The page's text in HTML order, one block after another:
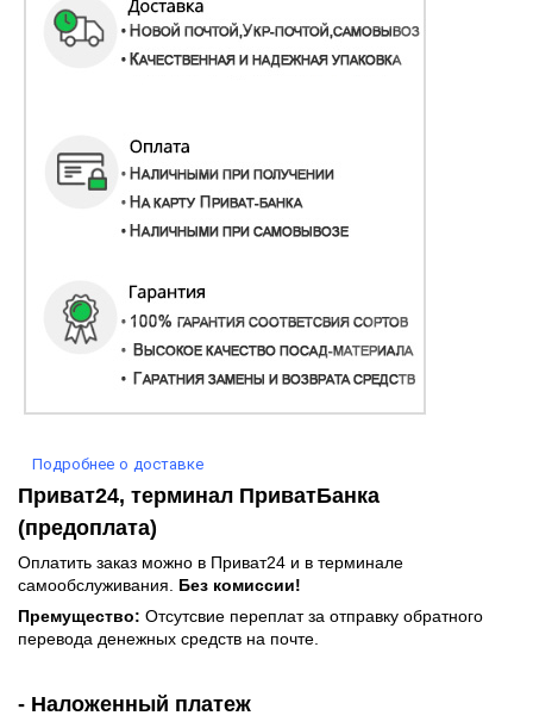
Подробнее о доставке
Приват24, терминал ПриватБанка
(предоплата)
Оплатить заказ можно в Приват24 и в терминале
самообслуживания. Без комиссии!
Премущество: Отсутсвие переплат за отправку обратного
перевода денежных средств на почте.
- Наложенный платеж